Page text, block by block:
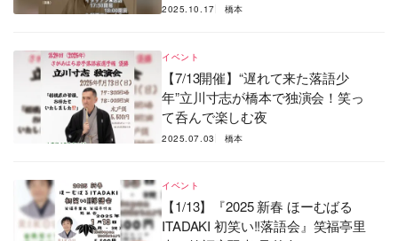
2025.10.17 橋本
イベント
【7/13開催】“遅れて来た落語少
年”立川寸志が橋本で独演会！笑っ
て呑んで楽しむ夜
2025.07.03 橋本
イベント
【1/13】『2025 新春 ほーむばる
ITADAKI 初笑い!!落語会』笑福亭里